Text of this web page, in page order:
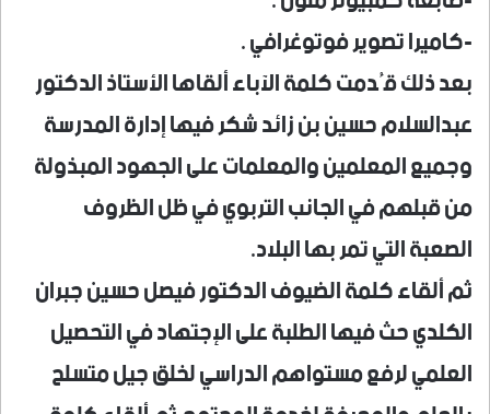
-كاميرا تصوير فوتوغرافي .
بعد ذلك قُدمت كلمة الآباء ألقاها الأستاذ الدكتور
عبدالسلام حسين بن زائد شكر فيها إدارة المدرسة
وجميع المعلمين والمعلمات على الجهود المبذولة
من قبلهم في الجانب التربوي في ظل الظروف
الصعبة التي تمر بها البلاد.
ثم ألقاء كلمة الضيوف الدكتور فيصل حسين جبران
الكلدي حث فيها الطلبة على الإجتهاد في التحصيل
العلمي لرفع مستواهم الدراسي لخلق جيل متسلح